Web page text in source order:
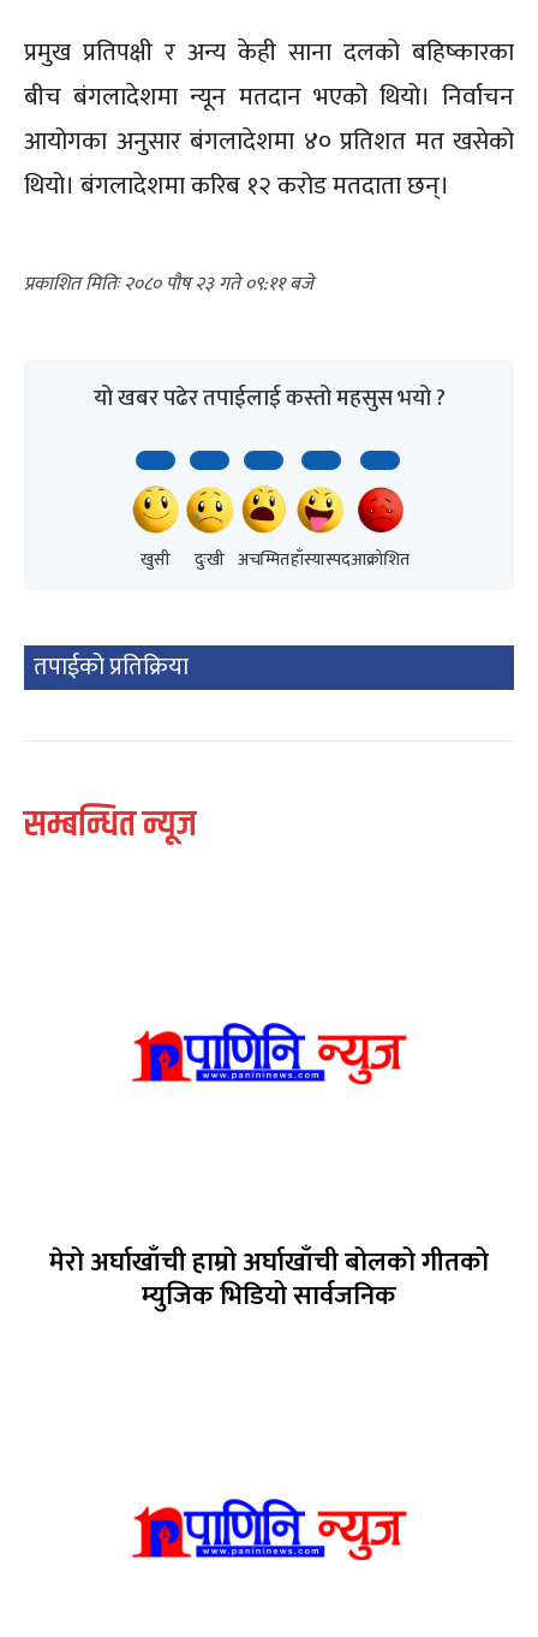
प्रमुख प्रतिपक्षी र अन्य केही साना दलको बहिष्कारका
बीच बंगलादेशमा न्यून मतदान भएको थियो। निर्वाचन
आयोगका अनुसार बंगलादेशमा ४० प्रतिशत मत खसेको
थियो। बंगलादेशमा करिब १२ करोड मतदाता छन्।
२०८० पौष २३ गते ०९:११
यो खबर पढेर तपाईलाई कस्तो महसुस भयो ?
खुसी दुःखी अचम्मितहाँस्यास्पदआक्रोशित
तपाईको प्रतिक्रिया
सम्बन्धित न्यूज
मेरो अर्घाखाँची हाम्रो अर्घाखाँची बोलको गीतको
म्युजिक भिडियो सार्वजनिक